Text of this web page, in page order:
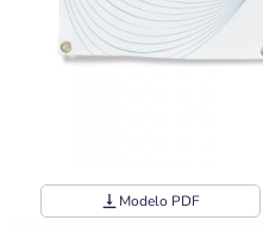
vertical_align_bottom Modelo PDF